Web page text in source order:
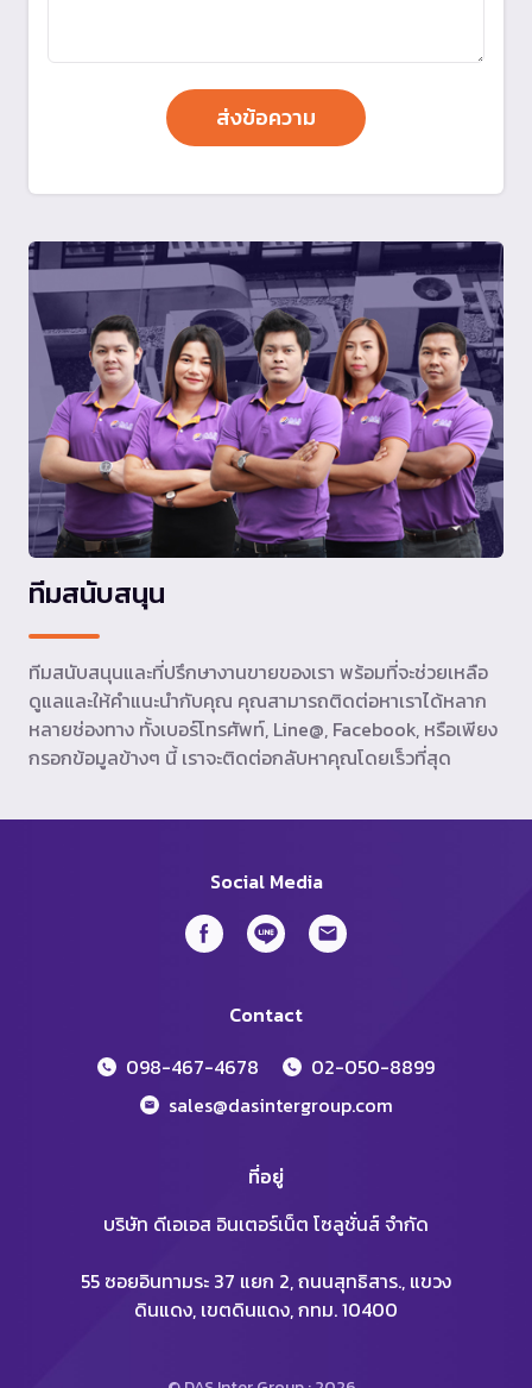
ทีมสนับสนุน
ทีมสนับสนุนและที่ปรึกษางานขายของเรา พร้อมที่จะช่วยเหลือ
ดูแลและให้คำแนะนำกับคุณ คุณสามารถติดต่อหาเราได้หลาก
หลายช่องทาง ทั้งเบอร์โทรศัพท์, Line@, Facebook, หรือเพียง
กรอกข้อมูลข้างๆ นี้ เราจะติดต่อกลับหาคุณโดยเร็วที่สุด
Social Media
Contact
098-467-4678
02-050-8899
sales@dasintergroup.com
ที่อยู่
บริษัท ดีเอเอส อินเตอร์เน็ต โซลูชั่นส์ จำกัด
55 ซอยอินทามระ 37 แยก 2, ถนนสุทธิสาร., แขวง
ดินแดง, เขตดินแดง, กทม. 10400